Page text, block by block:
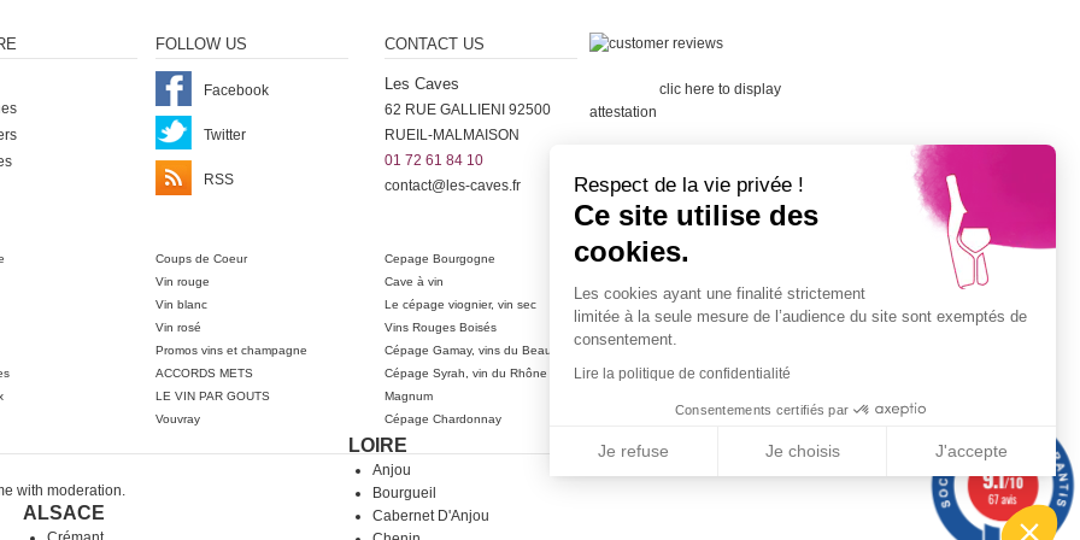
ALSACE
LOIRE
Anjou
Bourgueil
Cabernet D'Anjou
FOLLOW US
Facebook
Twitter
RSS
CONTACT US
Les Caves
62 RUE GALLIENI 92500
RUEIL-MALMAISON
01 72 61 84 10
contact@les-caves.fr
clic here to display
attestation
Coups de Coeur Cepage Bourgogne
Cépage Merlot
Vin rouge Cave à vin
Vin blanc Le cépage viognier, vin sec
Cépage Sauvignon
Vin rosé Vins Rouges Boisés
Promos vins et champagne Cépage Gamay, vins du Beaujolais
ACCORDS METS Cépage Syrah, vin du Rhône
Champagne petit prix
LE VIN PAR GOUTS Magnum
Vouvray Cépage Chardonnay
Vins rouge petit prix
with moderation.
9.1/10
67 avis
Respect de la vie privée !
Ce site utilise des
cookies.
Les cookies ayant une finalité strictement
limitée à la seule mesure de l’audience du site sont exemptés de
consentement.
Lire la politique de confidentialité
Consentements certifiés par
Je refuse Je choisis J'accepte
Plateforme de Gestion du Consentement : Personnalisez vos Options
Notre plateforme vous permet d'adapter et de gérer vos paramètres de